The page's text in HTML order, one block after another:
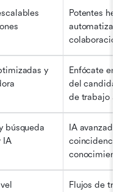
Potentes
colaboración
y
Enfócate en
del
de trabajo
búsqueda
IA
IA avanzada
coincidencia
Flujos de